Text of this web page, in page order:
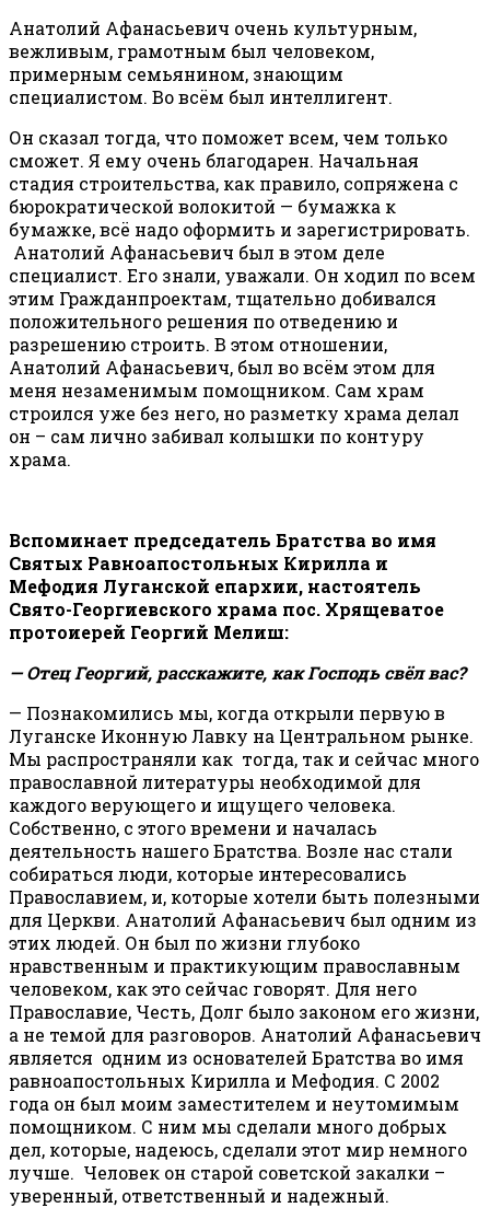
Анатолий Афанасьевич очень культурным,
вежливым, грамотным был человеком,
примерным семьянином, знающим
специалистом. Во всём был интеллигент.
Он сказал тогда, что поможет всем, чем только
сможет. Я ему очень благодарен. Начальная
стадия строительства, как правило, сопряжена с
бюрократической волокитой — бумажка к
бумажке, всё надо оформить и зарегистрировать.
Анатолий Афанасьевич был в этом деле
специалист. Его знали, уважали. Он ходил по всем
этим Гражданпроектам, тщательно добивался
положительного решения по отведению и
разрешению строить. В этом отношении,
Анатолий Афанасьевич, был во всём этом для
меня незаменимым помощником. Сам храм
строился уже без него, но разметку храма делал
он – сам лично забивал колышки по контуру
храма.
Вспоминает председатель Братства во имя
Святых Равноапостольных Кирилла и
Мефодия Луганской епархии, настоятель
Свято-Георгиевского храма пос. Хрящеватое
протоиерей Георгий Мелиш:
— Отец Георгий, расскажите, как Господь свёл вас?
— Познакомились мы, когда открыли первую в
Луганске Иконную Лавку на Центральном рынке.
Мы распространяли как тогда, так и сейчас много
православной литературы необходимой для
каждого верующего и ищущего человека.
Собственно, с этого времени и началась
деятельность нашего Братства. Возле нас стали
собираться люди, которые интересовались
Православием, и, которые хотели быть полезными
для Церкви. Анатолий Афанасьевич был одним из
этих людей. Он был по жизни глубоко
нравственным и практикующим православным
человеком, как это сейчас говорят. Для него
Православие, Честь, Долг было законом его жизни,
а не темой для разговоров. Анатолий Афанасьевич
является одним из основателей Братства во имя
равноапостольных Кирилла и Мефодия. С 2002
года он был моим заместителем и неутомимым
помощником. С ним мы сделали много добрых
дел, которые, надеюсь, сделали этот мир немного
лучше. Человек он старой советской закалки –
уверенный, ответственный и надежный.